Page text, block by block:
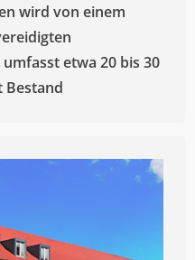
wird von einem
etwa 20 bis 30
Bestand